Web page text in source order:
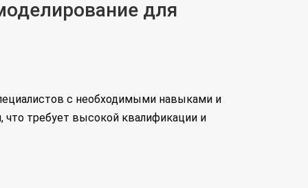
для
с необходимыми навыками и
требует высокой квалификации и